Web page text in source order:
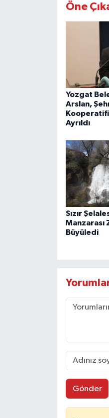
Öne
Yozgat
Arslan,
Kooperatifi
Ayrıldı
Sızır
Büyüledi
Gönder